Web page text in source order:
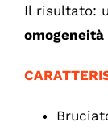
Il risultato: